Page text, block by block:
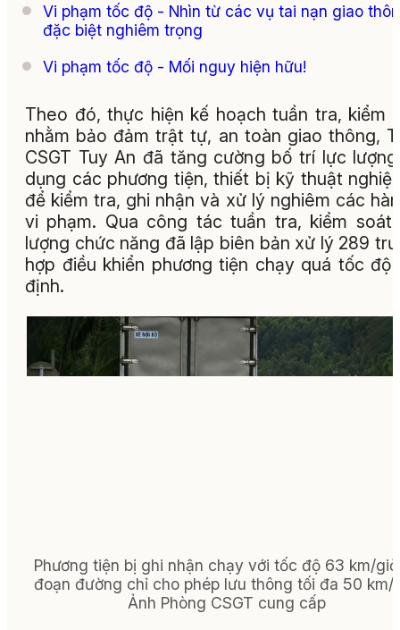
Vi phạm tốc độ - Nhìn từ các vụ tai nạn giao
đặc biệt nghiêm trọng
Vi phạm tốc độ - Mối nguy hiện hữu!
Theo đó, thực hiện kế hoạch tuần tra, kiểm
nhằm bảo đảm trật tự, an toàn giao thông,
CSGT Tuy An đã tăng cường bố trí lực
dụng các phương tiện, thiết bị kỹ thuật
để kiểm tra, ghi nhận và xử lý nghiêm các
vi phạm. Qua công tác tuần tra, kiểm
lượng chức năng đã lập biên bản xử lý 289
hợp điều khiển phương tiện chạy quá tốc độ
định.
Phương tiện bị ghi nhận chạy với tốc độ 63 km/
đoạn đường chỉ cho phép lưu thông tối đa 50 km/
Ảnh Phòng CSGT cung cấp